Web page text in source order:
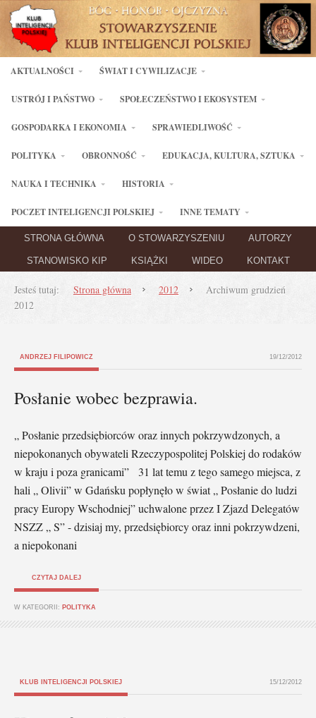
AKTUALNOŚCI ŚWIAT I CYWILIZACJE
USTRÓJ I PAŃSTWO SPOŁECZEŃSTWO I EKOSYSTEM
GOSPODARKA I EKONOMIA SPRAWIEDLIWOŚĆ
POLITYKA OBRONNOŚĆ EDUKACJA, KULTURA, SZTUKA
NAUKA I TECHNIKA HISTORIA
POCZET INTELIGENCJI POLSKIEJ INNE TEMATY
STRONA GŁÓWNA O STOWARZYSZENIU AUTORZY
STANOWISKO KIP KSIĄŻKI WIDEO KONTAKT
Jesteś tutaj: Strona główna 2012
Archiwum grudzień
2012
ANDRZEJ FILIPOWICZ 19/12/2012
Posłanie wobec bezprawia.
„ Posłanie przedsiębiorców oraz innych pokrzywdzonych, a
niepokonanych obywateli Rzeczypospolitej Polskiej do rodaków
w kraju i poza granicami” 31 lat temu z tego samego miejsca, z
hali „ Olivii” w Gdańsku popłynęło w świat „ Posłanie do ludzi
pracy Europy Wschodniej” uchwalone przez I Zjazd Delegatów
NSZZ „ S” - dzisiaj my, przedsiębiorcy oraz inni pokrzywdzeni,
a niepokonani
CZYTAJ DALEJ
W KATEGORII: POLITYKA
KLUB INTELIGENCJI POLSKIEJ 15/12/2012